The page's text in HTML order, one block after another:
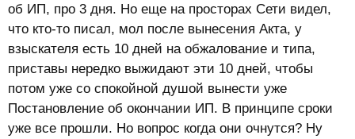
об ИП, про 3 дня. Но еще на просторах Сети видел,
что кто-то писал, мол после вынесения Акта, у
взыскателя есть 10 дней на обжалование и типа,
приставы нередко выжидают эти 10 дней, чтобы
потом уже со спокойной душой вынести уже
Постановление об окончании ИП. В принципе сроки
уже все прошли. Но вопрос когда они очнутся? Ну